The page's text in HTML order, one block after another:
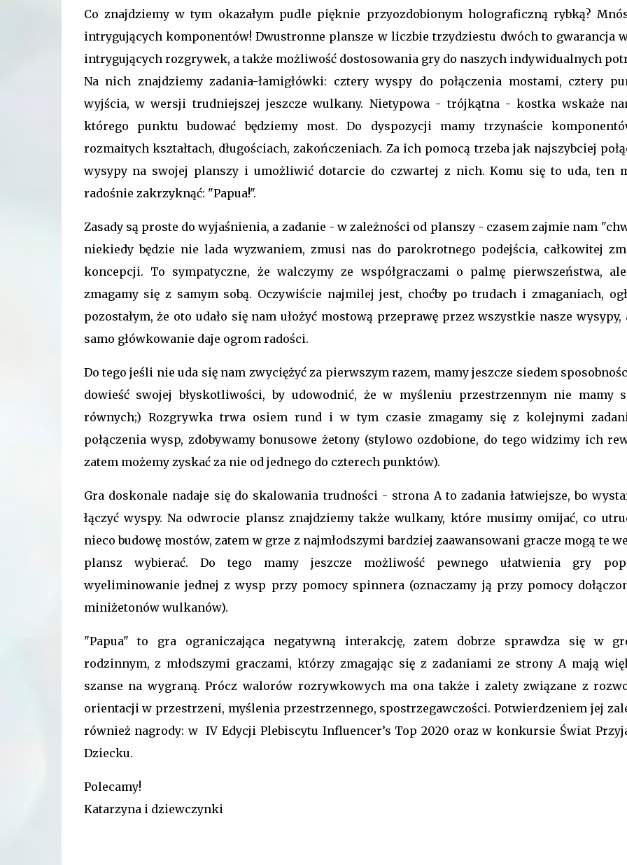
Co znajdziemy w tym okazałym pudle pięknie przyozdobionym holograficzną rybką?
intrygujących komponentów! Dwustronne plansze w liczbie trzydziestu dwóch to gwarancja
intrygujących rozgrywek, a także możliwość dostosowania gry do naszych indywidualnych
Na nich znajdziemy zadania-łamigłówki: cztery wyspy do połączenia mostami, cztery
wyjścia, w wersji trudniejszej jeszcze wulkany. Nietypowa - trójkątna - kostka wskaże
którego punktu budować będziemy most. Do dyspozycji mamy trzynaście
rozmaitych kształtach, długościach, zakończeniach. Za ich pomocą trzeba jak najszybciej
wysypy na swojej planszy i umożliwić dotarcie do czwartej z nich. Komu się to uda, ten
radośnie zakrzyknąć: "Papua!".
Zasady są proste do wyjaśnienia, a zadanie - w zależności od planszy - czasem zajmie nam
niekiedy będzie nie lada wyzwaniem, zmusi nas do parokrotnego podejścia, całkowitej
koncepcji. To sympatyczne, że walczymy ze współgraczami o palmę pierwszeństwa,
zmagamy się z samym sobą. Oczywiście najmilej jest, choćby po trudach i zmaganiach,
pozostałym, że oto udało się nam ułożyć mostową przeprawę przez wszystkie nasze wysypy,
samo główkowanie daje ogrom radości.
Do tego jeśli nie uda się nam zwyciężyć za pierwszym razem, mamy jeszcze siedem
dowieść swojej błyskotliwości, by udowodnić, że w myśleniu przestrzennym nie mamy
równych;) Rozgrywka trwa osiem rund i w tym czasie zmagamy się z kolejnymi
połączenia wysp, zdobywamy bonusowe żetony (stylowo ozdobione, do tego widzimy ich
zatem możemy zyskać za nie od jednego do czterech punktów).
Gra doskonale nadaje się do skalowania trudności - strona A to zadania łatwiejsze, bo
łączyć wyspy. Na odwrocie plansz znajdziemy także wulkany, które musimy omijać, co
nieco budowę mostów, zatem w grze z najmłodszymi bardziej zaawansowani gracze mogą te
plansz wybierać. Do tego mamy jeszcze możliwość pewnego ułatwienia gry
wyeliminowanie jednej z wysp przy pomocy spinnera (oznaczamy ją przy pomocy
miniżetonów wulkanów).
"Papua" to gra ograniczająca negatywną interakcję, zatem dobrze sprawdza się w
rodzinnym, z młodszymi graczami, którzy zmagając się z zadaniami ze strony A mają
szanse na wygraną. Prócz walorów rozrywkowych ma ona także i zalety związane z
orientacji w przestrzeni, myślenia przestrzennego, spostrzegawczości. Potwierdzeniem jej
również nagrody: w IV Edycji Plebiscytu Influencer’s Top 2020 oraz w konkursie Świat
Dziecku.
Polecamy!
Katarzyna i dziewczynki